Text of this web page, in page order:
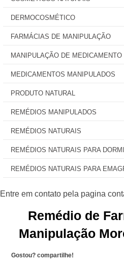
DERMOCOSMÉTICO
FARMÁCIAS DE MANIPULAÇÃO
MANIPULAÇÃO DE MEDICAMENTO
MEDICAMENTOS MANIPULADOS
PRODUTO NATURAL
REMÉDIOS MANIPULADOS
REMÉDIOS NATURAIS
REMÉDIOS NATURAIS PARA
REMÉDIOS NATURAIS PARA
Remédio de
Manipulação
Gostou? compartilhe!